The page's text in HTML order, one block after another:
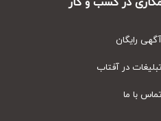
رایگان
در آفتاب
با ما